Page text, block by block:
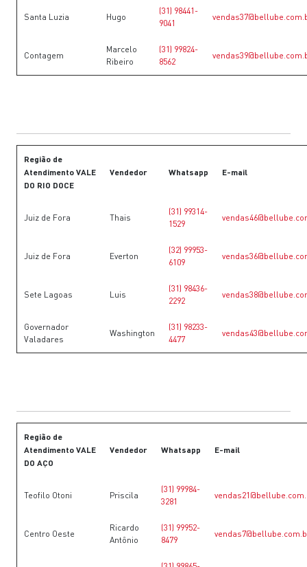
Santa Luzia Hugo
(31) 98441-
9041
Contagem
Marcelo
Ribeiro
(31) 99824-
8562
Região de
Atendimento VALE
DO RIO DOCE
Vendedor Whatsapp E-mail
Juiz de Fora Thais
(31) 99314-
1529
Juiz de Fora Everton
(32) 99953-
6109
Sete Lagoas Luis
(31) 98436-
2292
Governador
Valadares
Washington
(31) 98233-
4477
Região de
Atendimento VALE
DO AÇO
Vendedor Whatsapp E-mail
Teofilo Otoni Priscila
(31) 99984-
3281
Centro Oeste
Ricardo
Antônio
(31) 99952-
8479